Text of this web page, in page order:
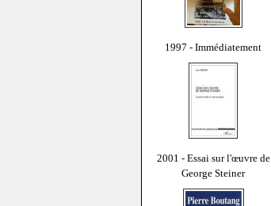
1997 - Immédiatement
2001 - Essai sur l'œuvre de
George Steiner